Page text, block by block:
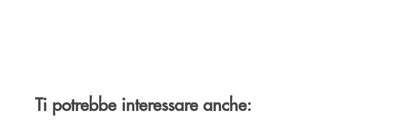
Ti potrebbe interessare anche: